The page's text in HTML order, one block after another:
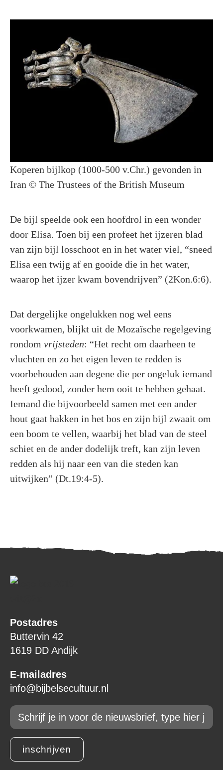
Koperen bijlkop (1000-500 v.Chr.) gevonden in
Iran © The Trustees of the British Museum
De bijl speelde ook een hoofdrol in een wonder
door Elisa. Toen bij een profeet het ijzeren blad
van zijn bijl losschoot en in het water viel, “sneed
Elisa een twijg af en gooide die in het water,
waarop het ijzer kwam bovendrijven” (2Kon.6:6).
Dat dergelijke ongelukken nog wel eens
voorkwamen, blijkt uit de Mozaïsche regelgeving
rondom vrijsteden: “Het recht om daarheen te
vluchten en zo het eigen leven te redden is
voorbehouden aan degene die per ongeluk iemand
heeft gedood, zonder hem ooit te hebben gehaat.
Iemand die bijvoorbeeld samen met een ander
hout gaat hakken in het bos en zijn bijl zwaait om
een boom te vellen, waarbij het blad van de steel
schiet en de ander dodelijk treft, kan zijn leven
redden als hij naar een van die steden kan
uitwijken” (Dt.19:4-5).
Postadres
Buttervin 42
1619 DD Andijk
E-mailadres
info@bijbelsecultuur.nl
Email
inschrijven